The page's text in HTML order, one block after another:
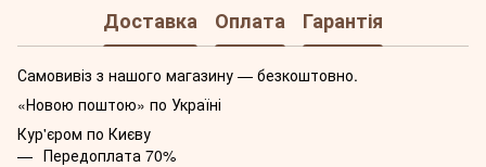
Доставка Оплата Гарантія
Самовивіз з нашого магазину — безкоштовно.
«Новою поштою» по Україні
Кур'єром по Києву
Передоплата 70%